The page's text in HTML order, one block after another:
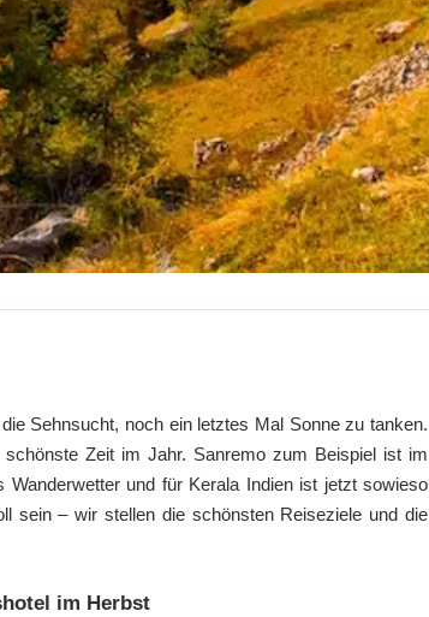
Sehnsucht, noch ein letztes Mal Sonne zu tanken.
Zeit im Jahr. Sanremo zum Beispiel ist im
und für Kerala Indien ist jetzt sowieso
sein – wir stellen die schönsten Reiseziele und die
im Herbst